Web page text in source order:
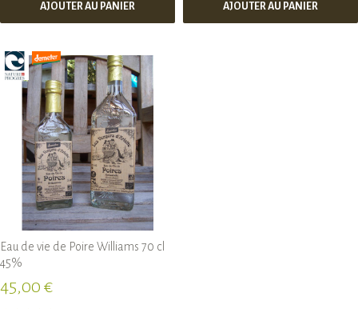
AJOUTER AU PANIER AJOUTER AU PANIER
Eau de vie de Poire Williams 70 cl
45%
45,00 €